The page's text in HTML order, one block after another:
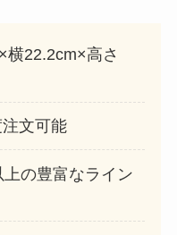
横22.2cm×高さ
文可能
上の豊富なライン